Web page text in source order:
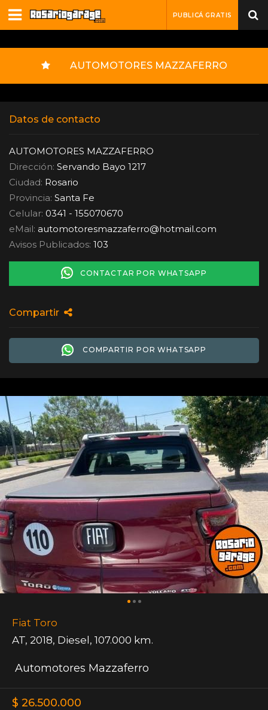
PUBLICÁ GRATIS
AUTOMOTORES MAZZAFERRO
Datos de contacto
AUTOMOTORES MAZZAFERRO
Dirección: Servando Bayo 1217
Ciudad: Rosario
Provincia: Santa Fe
Celular: 0341 - 155070670
eMail: automotoresmazzaferro@hotmail.com
Avisos Publicados: 103
CONTACTAR POR WHATSAPP
Compartir
COMPARTIR POR WHATSAPP
Fiat Toro
AT, 2018, Diesel, 107.000 km.
Automotores Mazzaferro
$ 26.500.000